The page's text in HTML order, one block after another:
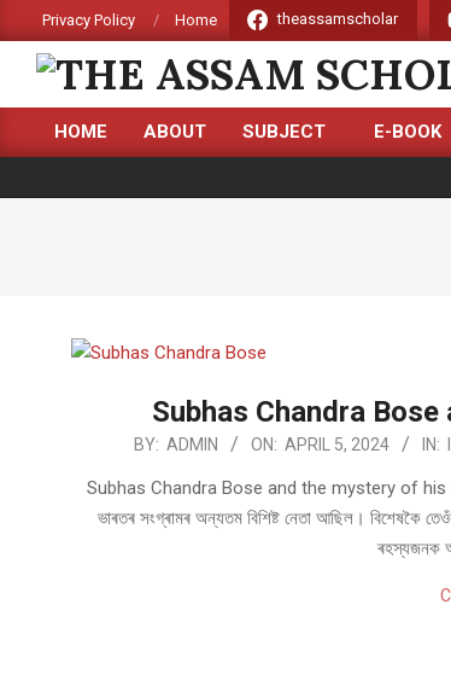
to
content
Privacy Policy Home theassamscholar
THE
ASSAM
SCHOLAR
Primary
Menu
HOME ABOUT SUBJECT E-BOOK
Subhas Chandra
BY: ADMIN ON: APRIL 5, 2024 IN:
Subhas Chandra Bose and the mystery of his
ভাৰতৰ সংগ্ৰামৰ অন্যতম বিশিষ্ট নেতা আছিল। বিশেষকৈ
ৰহস্যজনক